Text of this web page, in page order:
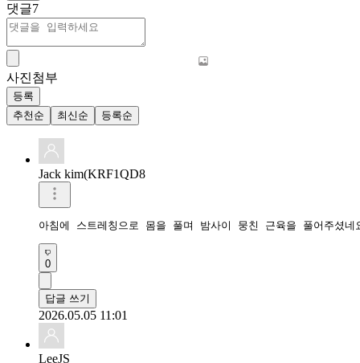
댓글7
사진첨부
등록
추천순
최신순 등록순
Jack kim(KRF1QD8
아침에 스트레칭으로 몸을 풀며 밤사이 뭉친 근육을 풀어주셨
0
답글 쓰기
2026.05.05 11:01
LeeJS